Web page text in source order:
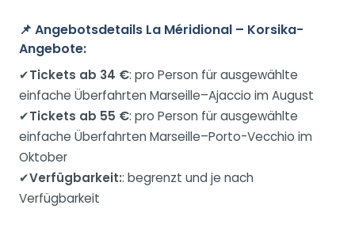
📌 Angebotsdetails La Méridional – Korsika-
Angebote:
✔Tickets ab 34 €: pro Person für ausgewählte
einfache Überfahrten Marseille–Ajaccio im August
✔Tickets ab 55 €: pro Person für ausgewählte
einfache Überfahrten Marseille–Porto-Vecchio im
Oktober
✔Verfügbarkeit:: begrenzt und je nach
Verfügbarkeit